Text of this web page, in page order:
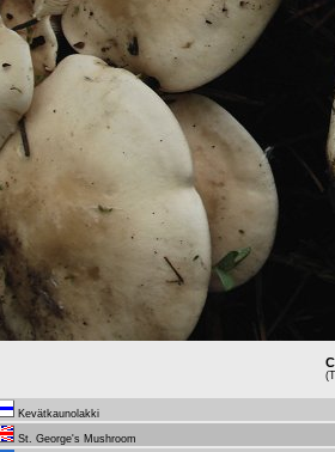
Kevätkaunolakki
St. George's Mushroom